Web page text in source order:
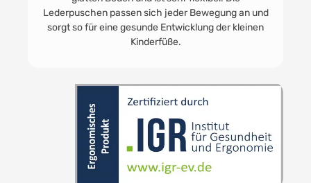
zum Toben im eigenen Kinder - und Babyzimmer.